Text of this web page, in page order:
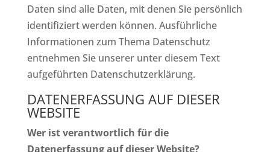
Daten sind alle Daten, mit denen Sie persönlich
identifiziert werden können. Ausführliche
Informationen zum Thema Datenschutz
entnehmen Sie unserer unter diesem Text
aufgeführten Datenschutzerklärung.
DATENERFASSUNG AUF DIESER
WEBSITE
Wer ist verantwortlich für die
Datenerfassung auf dieser Website?